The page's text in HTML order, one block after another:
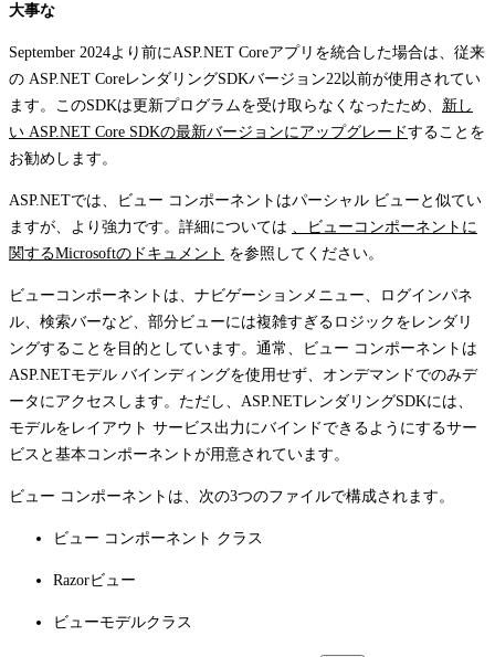
大事な
September 2024より前にASP.NET Coreアプリを統合した場合は、従来
の ASP.NET CoreレンダリングSDKバージョン22以前が使用されてい
ます。このSDKは更新プログラムを受け取らなくなったため、 新し
い ASP.NET Core SDKの最新バージョンにアップグレードすることを
お勧めします。
ASP.NETでは、ビュー コンポーネントはパーシャル ビューと似てい
ますが、より強力です。詳細については
、ビューコンポーネントに
関するMicrosoftのドキュメント を参照してください。
ビューコンポーネントは、ナビゲーションメニュー、ログインパネ
ル、検索バーなど、部分ビューには複雑すぎるロジックをレンダリ
ングすることを目的としています。通常、ビュー コンポーネントは
ASP.NETモデル バインディングを使用せず、オンデマンドでのみデ
ータにアクセスします。ただし、ASP.NETレンダリングSDKには、
モデルをレイアウト サービス出力にバインドできるようにするサー
ビスと基本コンポーネントが用意されています。
ビュー コンポーネントは、次の3つのファイルで構成されます。
ビュー コンポーネント クラス
Razorビュー
ビューモデルクラス